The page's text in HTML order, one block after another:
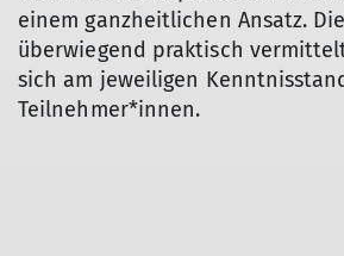
einem ganzheitlichen Ansatz.
überwiegend praktisch
sich am jeweiligen
Teilnehmer*innen.